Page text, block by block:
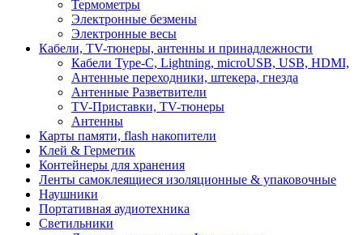
Термометры
Электронные безмены
Электронные весы
Кабели, TV-тюнеры, антенны и принадлежности
Кабели Type-C, Lightning, microUSB, USB, HDMI,
Антенные переходники, штекера, гнезда
Антенные Разветвители
TV-Приставки, TV-тюнеры
Антенны
Карты памяти, flash накопители
Клей & Герметик
Контейнеры для хранения
Ленты самоклеящиеся изоляционные & упаковочные
Наушники
Портативная аудиотехника
Светильники